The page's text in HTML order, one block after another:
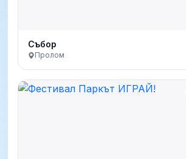
Събор
Пролом